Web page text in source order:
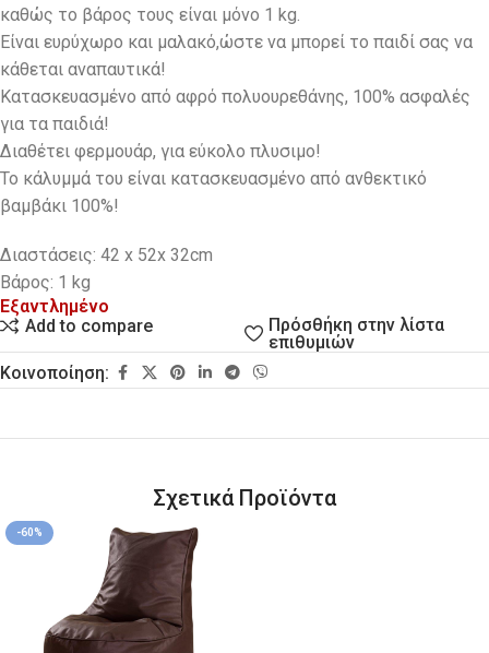
καθώς το βάρος τους είναι μόνο 1 kg.
Eίναι ευρύχωρο και μαλακό,ώστε να μπορεί το παιδί σας να
κάθεται αναπαυτικά!
Κατασκευασμένο από αφρό πολυουρεθάνης, 100% ασφαλές
για τα παιδιά!
Διαθέτει φερμουάρ, για εύκολο πλυσιμο!
Το κάλυμμά του είναι κατασκευασμένο από ανθεκτικό
βαμβάκι 100%!
Διαστάσεις: 42 x 52x 32cm
Βάρος: 1 kg
Εξαντλημένο
Add to compare
Πρόσθήκη στην λίστα
επιθυμιών
Κοινοποίηση:
Σχετικά Προϊόντα
-60%